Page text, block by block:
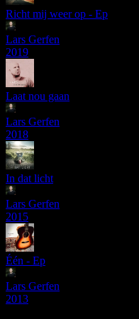
Richt mij weer op - Ep
Lars Gerfen
2019
Laat nou gaan
Lars Gerfen
2018
In dat licht
Lars Gerfen
2015
Één - Ep
Lars Gerfen
2013